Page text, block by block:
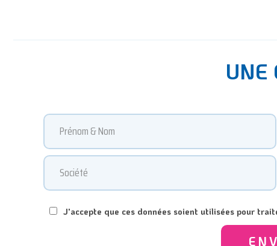
UNE
J'accepte que ces données soient utilisées pour